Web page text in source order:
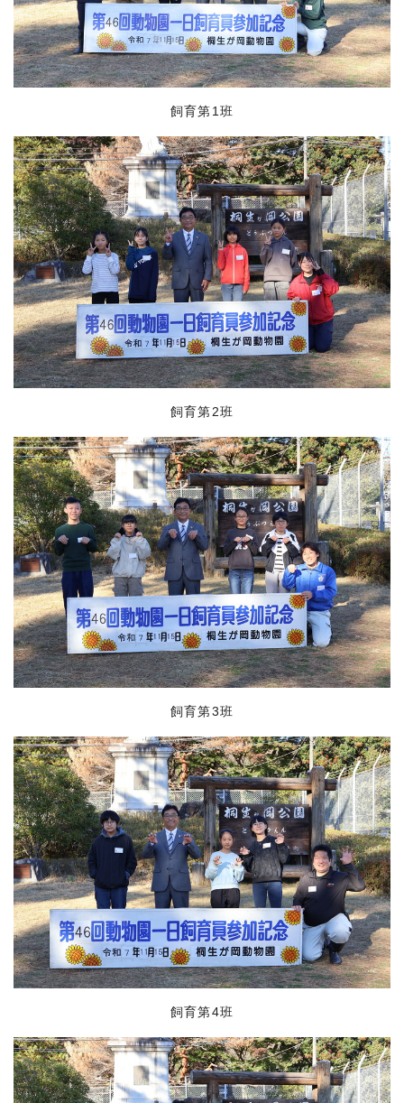
飼育第1班
飼育第2班
飼育第3班
飼育第4班